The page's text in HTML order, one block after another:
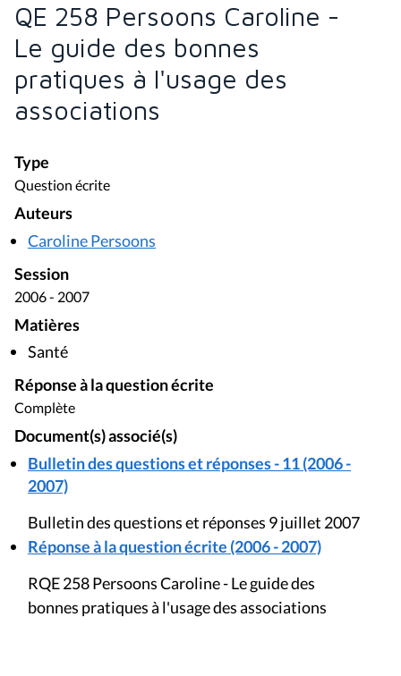
QE 258 Persoons Caroline -
Le guide des bonnes
pratiques à l'usage des
associations
Type
Question écrite
Auteurs
Caroline Persoons
Session
2006 - 2007
Matières
Santé
Réponse à la question écrite
Complète
Document(s) associé(s)
Bulletin des questions et réponses - 11 (2006 -
2007)
Bulletin des questions et réponses 9 juillet 2007
Réponse à la question écrite (2006 - 2007)
RQE 258 Persoons Caroline - Le guide des
bonnes pratiques à l'usage des associations